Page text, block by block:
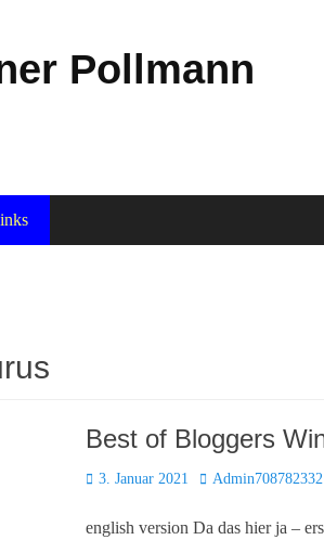
Pollmann
Best of Bloggers
Posted
3. Januar 2021 Autor
Admin708782332
english version Da das hier ja –